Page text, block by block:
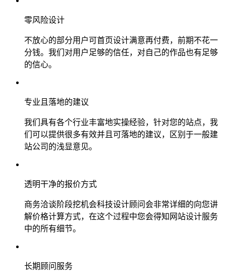
零风险设计
不放心的部分用户可首页设计满意再付费，前期不花一
分钱。我们对用户足够的信任，对自己的作品也有足够
的信心。
专业且落地的建议
我们具有各个行业丰富地实操经验，针对您的站点，我
们可以提供很多有效并且可落地的建议，区别于一般建
站公司的浅显意见。
透明干净的报价方式
商务洽谈阶段挖机会科技设计顾问会非常详细的向您讲
解价格计算方式，在这个过程中您会得知网站设计服务
中的所有细节。
长期顾问服务